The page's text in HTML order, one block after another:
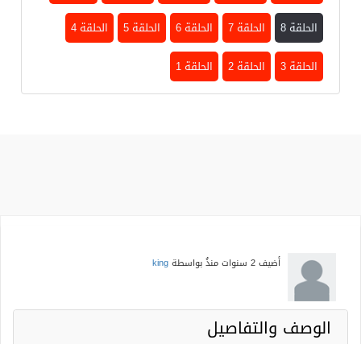
الحلقة 8
الحلقة 7 الحلقة 6 الحلقة 5
الحلقة 4
الحلقة 3
الحلقة 2 الحلقة 1
أضيف2 سنوات منذُ بواسطةking
الوصف والتفاصيل